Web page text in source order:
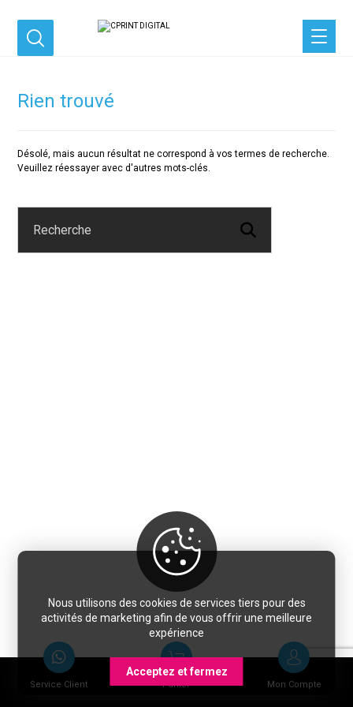
Rien trouvé
Désolé, mais aucun résultat ne correspond à vos termes de recherche.
Veuillez réessayer avec d'autres mots-clés.
Service Client Panier Mon Compte
Nous utilisons des cookies de services tiers pour des
activités de marketing afin de vous offrir une meilleure
expérience
Acceptez et fermez